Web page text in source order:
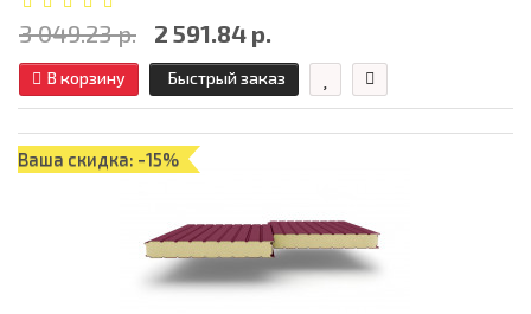
3 049.23 р. 2 591.84 р.
В корзину Быстрый заказ
Ваша скидка: -15%